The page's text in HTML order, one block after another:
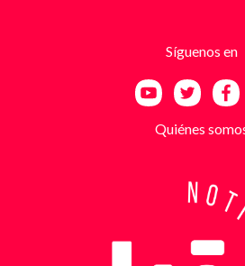
a las amenazas. Las exigencias
entre uno y cinco millones de
la supuesta “capacidad de pago”
antiextorsión que se extendió
investigadores revisaron más de
seguridad públicas y privadas,
cerca de 300 horas de
de reconstruir los movimientos
y establecer patrones de
Síguenos en
Quiénes